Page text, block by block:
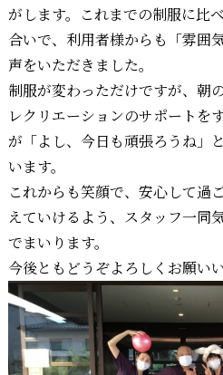
がします。これまでの制服に比
合いで、利用者様からも「雰囲
声をいただきました。
制服が変わっただけですが、朝
レクリエーションのサポートを
が「よし、今日も頑張ろうね」
います。
これからも笑顔で、安心して過
えていけるよう、スタッフ一同
でまいります。
今後ともどうぞよろしくお願いい